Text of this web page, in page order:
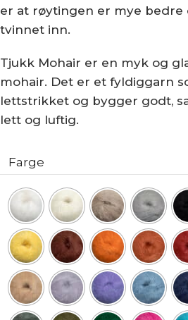
er at røytingen er mye bedre
tvinnet inn.
Tjukk Mohair er en myk og
mohair. Det er et fyldiggarn
lettstrikket og bygger godt,
lett og luftig.
Farge